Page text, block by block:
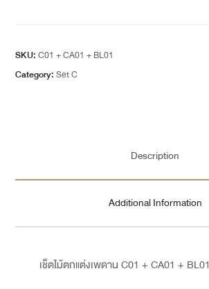
SKU:C01 + CA01 + BL01
Category:Set C
Description
Additional Information
เช็ตไม้ตกแต่งเพดาน C01 + CA01 + BL01